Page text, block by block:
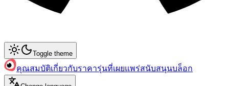
Toggle theme
คุณสมบัติเกี่ยวกับราคารุ่นที่เผยแพร่สนับสนุนบล็อก